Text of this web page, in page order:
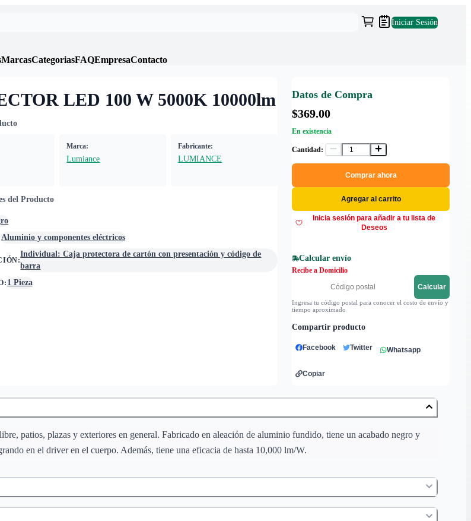
Iniciar Sesión
MarcasCategoriasFAQEmpresaContacto
LED 100 W 5000K 10000lm
Marca:
Lumiance
Fabricante:
LUMIANCE
del Producto
Aluminio y componentes eléctricos
:
Individual: Caja protectora de cartón con presentación y código de
barra
: 1 Pieza
Datos de Compra
$369.00
En existencia
Cantidad:
Comprar ahora
Agregar al carrito
Inicia sesión para añadir a tu lista de
Deseos
Calcular envío
Recibe a Domicilio
Calcular
Ingresa tu código postal para conocer el costo de envío y
tiempo aproximado
Compartir producto
Facebook Twitter Whatsapp
Copiar
patios, plazas y exteriores en general. Fabricado en aleación de aluminio fundido, tiene un acabado negro y
en el driver en el cuerpo. Además, tiene una eficacia de hasta 10,000 lm/W.